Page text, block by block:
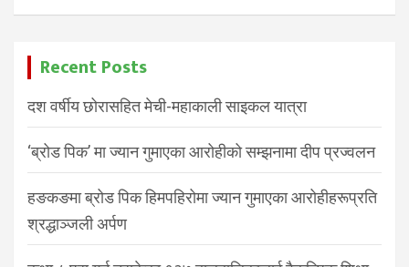
Recent Posts
दश वर्षीय छोरासहित मेची-महाकाली साइकल यात्रा
‘ब्रोड पिक’ मा ज्यान गुमाएका आरोहीको सम्झनामा दीप प्रज्वलन
हङकङमा ब्रोड पिक हिमपहिरोमा ज्यान गुमाएका आरोहीहरूप्रति
श्रद्धाञ्जली अर्पण